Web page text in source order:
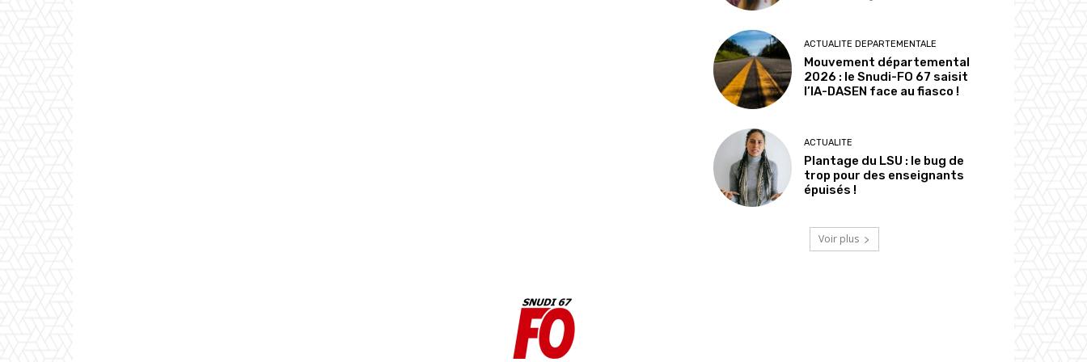
ACTUALITE DEPARTEMENTALE
Mouvement départemental
2026 : le Snudi-FO 67 saisit
l’IA-DASEN face au fiasco !
ACTUALITE
Plantage du LSU : le bug de
trop pour des enseignants
épuisés !
Voir plus